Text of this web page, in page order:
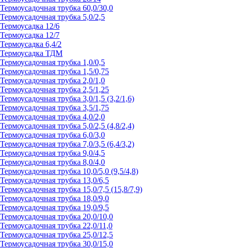
Термоусадочная трубка 60,0/30,0
Термоусадочная трубка 5,0/2,5
Термоусадка 12/6
Термоусадка 12/7
Термоусадка 6,4/2
Термоусадка ТДМ
Термоусадочная трубка 1,0/0,5
Термоусадочная трубка 1,5/0,75
Термоусадочная трубка 2,0/1,0
Термоусадочная трубка 2,5/1,25
Термоусадочная трубка 3,0/1,5 (3,2/1,6)
Термоусадочная трубка 3,5/1,75
Термоусадочная трубка 4,0/2,0
Термоусадочная трубка 5,0/2,5 (4,8/2,4)
Термоусадочная трубка 6,0/3,0
Термоусадочная трубка 7,0/3,5 (6,4/3,2)
Термоусадочная трубка 9,0/4,5
Термоусадочная трубка 8,0/4,0
Термоусадочная трубка 10,0/5,0 (9,5/4,8)
Термоусадочная трубка 13,0/6,5
Термоусадочная трубка 15,0/7,5 (15,8/7,9)
Термоусадочная трубка 18,0/9,0
Термоусадочная трубка 19,0/9,5
Термоусадочная трубка 20,0/10,0
Термоусадочная трубка 22,0/11,0
Термоусадочная трубка 25,0/12,5
Термоусадочная трубка 30,0/15,0